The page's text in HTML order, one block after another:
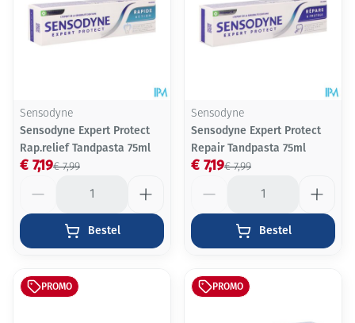
Sensodyne
Sensodyne Expert Protect
Rap.relief Tandpasta 75ml
€ 7,99
€ 7,19
Bestel
Sensodyne
Sensodyne Expert Protect
Repair Tandpasta 75ml
€ 7,99
€ 7,19
Bestel
PROMO PROMO